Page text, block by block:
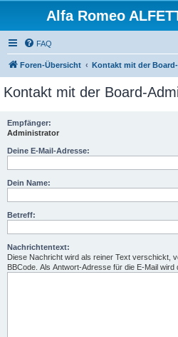
Alfa Romeo
FAQ
Foren-Übersicht Kontakt mit der
Kontakt mit der Board-
Empfänger:
Administrator
Deine E-Mail-Adresse:
Dein Name:
Betreff:
Nachrichtentext:
Diese Nachricht wird als reiner Text verschickt,
BBCode. Als Antwort-Adresse für die E-Mail wird